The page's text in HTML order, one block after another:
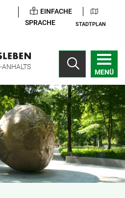
EINFACHE
SPRACHE
STADTPLAN
ANHALTS
MENÜ